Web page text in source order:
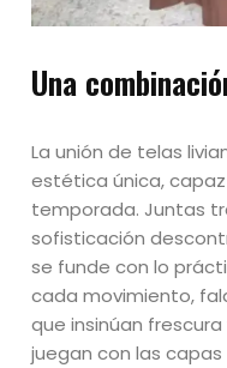
Una
La unión de telas
estética única,
temporada. Juntas
sofisticación
se funde con lo
cada movimiento,
que insinúan
juegan con las